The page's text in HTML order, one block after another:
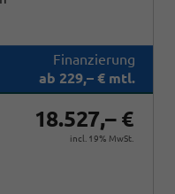
ab 229,– € mtl.
18.527,– €
incl. 19% MwSt.